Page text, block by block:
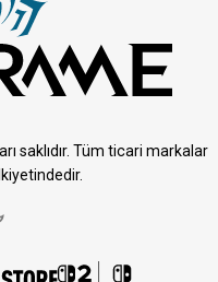
saklıdır. Tüm ticari markalar